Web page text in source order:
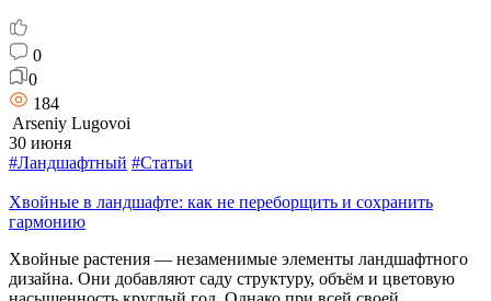
0
0
184
Arseniy Lugovoi
30 июня
#Ландшафтный #Статьи
Хвойные в ландшафте: как не переборщить и сохранить
гармонию
Хвойные растения — незаменимые элементы ландшафтного
дизайна. Они добавляют саду структуру, объём и цветовую